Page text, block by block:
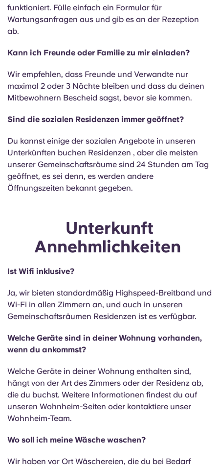
funktioniert. Fülle einfach ein Formular für
Wartungsanfragen aus und gib es an der Rezeption
ab.
Kann ich Freunde oder Familie zu mir einladen?
Wir empfehlen, dass Freunde und Verwandte nur
maximal 2 oder 3 Nächte bleiben und dass du deinen
Mitbewohnern Bescheid sagst, bevor sie kommen.
Sind die sozialen Residenzen immer geöffnet?
Du kannst einige der sozialen Angebote in unseren
Unterkünften buchen Residenzen , aber die meisten
unserer Gemeinschaftsräume sind 24 Stunden am Tag
geöffnet, es sei denn, es werden andere
Öffnungszeiten bekannt gegeben.
Unterkunft
Annehmlichkeiten
Ist Wifi inklusive?
Ja, wir bieten standardmäßig Highspeed-Breitband und
Wi-Fi in allen Zimmern an, und auch in unseren
Gemeinschaftsräumen Residenzen ist es verfügbar.
Welche Geräte sind in deiner Wohnung vorhanden,
wenn du ankommst?
Welche Geräte in deiner Wohnung enthalten sind,
hängt von der Art des Zimmers oder der Residenz ab,
die du buchst. Weitere Informationen findest du auf
unseren Wohnheim-Seiten oder kontaktiere unser
Wohnheim-Team.
Wo soll ich meine Wäsche waschen?
Wir haben vor Ort Wäschereien, die du bei Bedarf